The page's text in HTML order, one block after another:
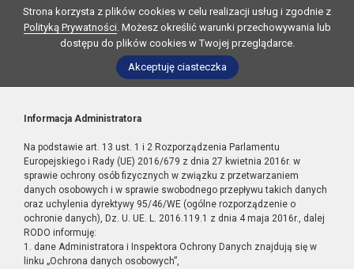
Strona korzysta z plików cookies w celu realizacji usług i zgodnie z
Polityką Prywatności. Możesz określić warunki przechowywania lub
dostępu do plików cookies w Twojej przeglądarce.
Akceptuję ciasteczka
Informacja Administratora
Na podstawie art. 13 ust. 1 i 2 Rozporządzenia Parlamentu
Europejskiego i Rady (UE) 2016/679 z dnia 27 kwietnia 2016r. w
sprawie ochrony osób fizycznych w związku z przetwarzaniem
danych osobowych i w sprawie swobodnego przepływu takich danych
oraz uchylenia dyrektywy 95/46/WE (ogólne rozporządzenie o
ochronie danych), Dz. U. UE. L. 2016.119.1 z dnia 4 maja 2016r., dalej
RODO informuję:
1. dane Administratora i Inspektora Ochrony Danych znajdują się w
linku „Ochrona danych osobowych”,